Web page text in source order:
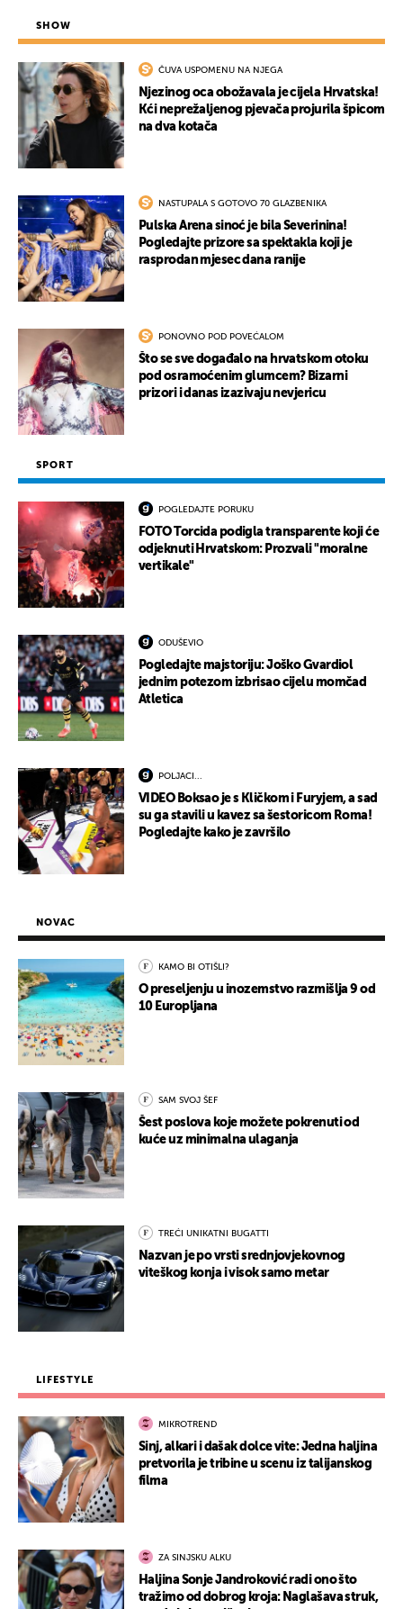
SHOW
ČUVA USPOMENU NA NJEGA
Njezinog oca obožavala je cijela Hrvatska!
Kći neprežaljenog pjevača projurila špicom
na dva kotača
NASTUPALA S GOTOVO 70 GLAZBENIKA
Pulska Arena sinoć je bila Severinina!
Pogledajte prizore sa spektakla koji je
rasprodan mjesec dana ranije
PONOVNO POD POVEĆALOM
Što se sve događalo na hrvatskom otoku
pod osramoćenim glumcem? Bizarni
prizori i danas izazivaju nevjericu
SPORT
POGLEDAJTE PORUKU
FOTO Torcida podigla transparente koji će
odjeknuti Hrvatskom: Prozvali "moralne
vertikale"
ODUŠEVIO
Pogledajte majstoriju: Joško Gvardiol
jednim potezom izbrisao cijelu momčad
Atletica
POLJACI...
VIDEO Boksao je s Kličkom i Furyjem, a sad
su ga stavili u kavez sa šestoricom Roma!
Pogledajte kako je završilo
NOVAC
KAMO BI OTIŠLI?
O preseljenju u inozemstvo razmišlja 9 od
10 Europljana
SAM SVOJ ŠEF
Šest poslova koje možete pokrenuti od
kuće uz minimalna ulaganja
TREĆI UNIKATNI BUGATTI
Nazvan je po vrsti srednjovjekovnog
viteškog konja i visok samo metar
LIFESTYLE
MIKROTREND
Sinj, alkari i dašak dolce vite: Jedna haljina
pretvorila je tribine u scenu iz talijanskog
filma
ZA SINJSKU ALKU
Haljina Sonje Jandroković radi ono što
tražimo od dobrog kroja: Naglašava struk,